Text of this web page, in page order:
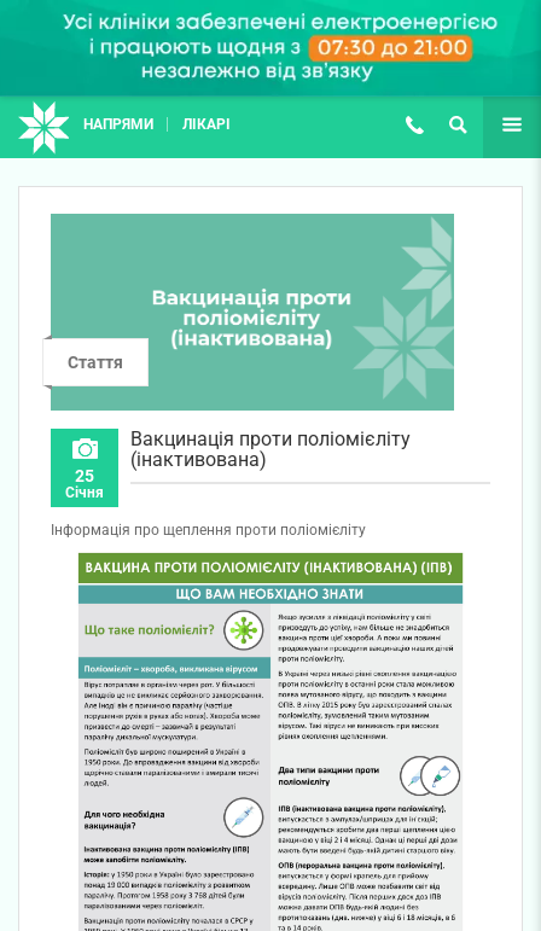
НАПРЯМИ ЛІКАРІ (067) 127-03-03
ПОШУК ЩЕ
Стаття
25
Січня
Вакцинація проти поліомієліту
(інактивована)
Інформація про щеплення проти поліомієліту